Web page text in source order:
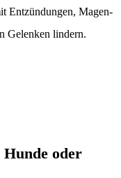
Entzündungen, Magen-
Gelenken lindern.
oder